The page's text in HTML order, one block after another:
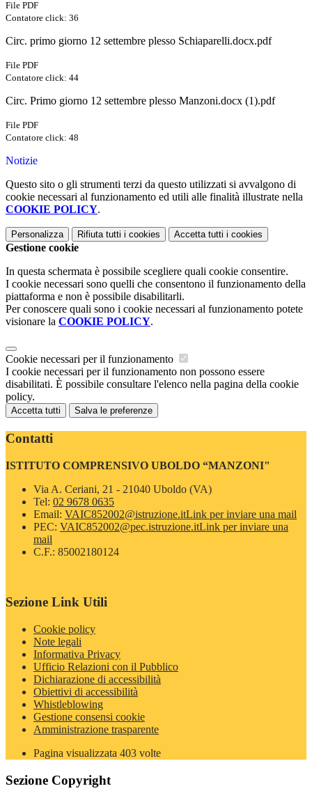
File PDF
Contatore click: 36
Circ. primo giorno 12 settembre plesso Schiaparelli.docx.pdf
File PDF
Contatore click: 44
Circ. Primo giorno 12 settembre plesso Manzoni.docx (1).pdf
File PDF
Contatore click: 48
Notizie
Questo sito o gli strumenti terzi da questo utilizzati si avvalgono di
cookie necessari al funzionamento ed utili alle finalità illustrate nella
COOKIE POLICY.
Personalizza Rifiuta tutti i cookies Accetta tutti i cookies
Gestione cookie
In questa schermata è possibile scegliere quali cookie consentire.
I cookie necessari sono quelli che consentono il funzionamento della
piattaforma e non è possibile disabilitarli.
Per conoscere quali sono i cookie necessari al funzionamento potete
visionare la COOKIE POLICY.
Cookie necessari per il funzionamento
I cookie necessari per il funzionamento non possono essere
disabilitati. È possibile consultare l'elenco nella pagina della cookie
policy.
Accetta tutti Salva le preferenze
Contatti
ISTITUTO COMPRENSIVO UBOLDO “MANZONI"
Via A. Ceriani, 21 - 21040 Uboldo (VA)
Tel: 02 9678 0635
Email: VAIC852002@istruzione.itLink per inviare una mail
PEC: VAIC852002@pec.istruzione.itLink per inviare una
mail
C.F.: 85002180124
Sezione Link Utili
Cookie policy
Note legali
Informativa Privacy
Ufficio Relazioni con il Pubblico
Dichiarazione di accessibilità
Obiettivi di accessibilità
Whistleblowing
Gestione consensi cookie
Amministrazione trasparente
Pagina visualizzata 403 volte
Sezione Copyright